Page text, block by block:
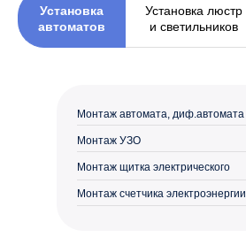
Установка
автоматов
Установка люстр
и светильников
Монтаж автомата, диф.автомата
Монтаж УЗО
Монтаж щитка электрического
Монтаж счетчика электроэнергии